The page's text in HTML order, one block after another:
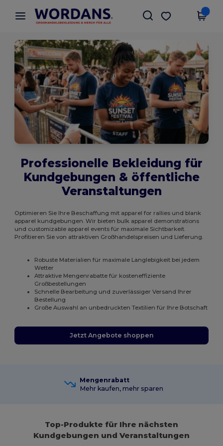
× Wordans App
Bessere Preise in der App!
App holen
Professionelle Bekleidung für
Kundgebungen & öffentliche
Veranstaltungen
Optimieren Sie Ihre Beschaffung mit apparel for rallies und blank
apparel kundgebungen. Wir bieten bulk apparel demonstrations
und customizable apparel events für maximale Sichtbarkeit.
Profitieren Sie von attraktiven Großhandelspreisen und Lieferung.
Robuste Materialien für maximale Langlebigkeit bei jedem
Wetter
Attraktive Mengenrabatte für kosteneffiziente
Großbestellungen
Schnelle Bearbeitung und zuverlässiger Versand Ihrer
Bestellung
Große Auswahl an unbedruckten Textilien für Ihre Botschaft
Jetzt Angebote shoppen
Mengenrabatt
Mehr kaufen, mehr sparen
Top-Produkte für Ihre nächsten
Kundgebungen und Veranstaltungen